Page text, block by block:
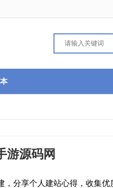
键即玩镜像端+Linux
详细搭建教程+视频
游源码网
，分享个人建站心得，收集优